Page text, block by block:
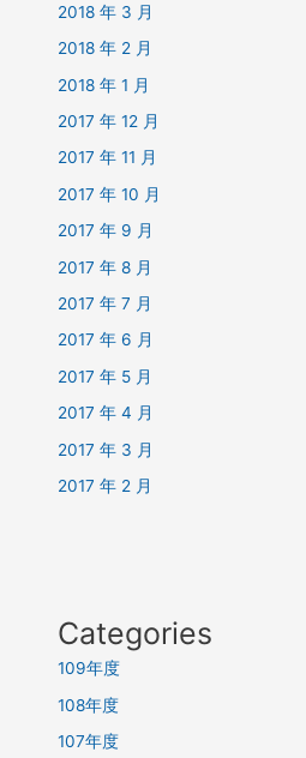
2018 年 3 月
2018 年 2 月
2018 年 1 月
2017 年 12 月
2017 年 11 月
2017 年 10 月
2017 年 9 月
2017 年 8 月
2017 年 7 月
2017 年 6 月
2017 年 5 月
2017 年 4 月
2017 年 3 月
2017 年 2 月
Categories
109年度
108年度
107年度